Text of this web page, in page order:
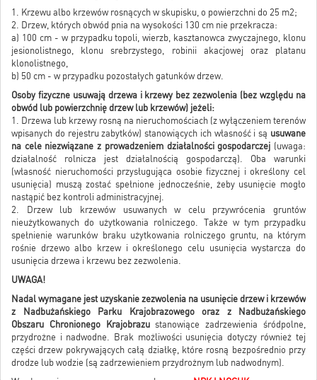
1. Krzewu albo krzewów rosnących w skupisku, o powierzchni do 25 m2;
2. Drzew, których obwód pnia na wysokości 130 cm nie przekracza:
a) 100 cm - w przypadku topoli, wierzb, kasztanowca zwyczajnego, klonu
jesionolistnego, klonu srebrzystego, robinii akacjowej oraz platanu
klonolistnego,
b) 50 cm - w przypadku pozostałych gatunków drzew.
Osoby fizyczne usuwają drzewa i krzewy bez zezwolenia (bez względu na
obwód lub powierzchnię drzew lub krzewów) jeżeli:
1. Drzewa lub krzewy rosną na nieruchomościach (z wyłączeniem terenów
wpisanych do rejestru zabytków) stanowiących ich własność i są usuwane
na cele niezwiązane z prowadzeniem działalności gospodarczej (uwaga:
działalność rolnicza jest działalnością gospodarczą). Oba warunki
(własność nieruchomości przysługująca osobie fizycznej i określony cel
usunięcia) muszą zostać spełnione jednocześnie, żeby usunięcie mogło
nastąpić bez kontroli administracyjnej.
2. Drzew lub krzewów usuwanych w celu przywrócenia gruntów
nieużytkowanych do użytkowania rolniczego. Także w tym przypadku
spełnienie warunków braku użytkowania rolniczego gruntu, na którym
rośnie drzewo albo krzew i określonego celu usunięcia wystarcza do
usunięcia drzewa i krzewu bez zezwolenia.
UWAGA!
Nadal wymagane jest uzyskanie zezwolenia na usunięcie drzew i krzewów
z Nadbużańskiego Parku Krajobrazowego oraz z Nadbużańskiego
Obszaru Chronionego Krajobrazustanowiące zadrzewienia śródpolne,
przydrożne i nadwodne. Brak możliwości usunięcia dotyczy również tej
części drzew pokrywających całą działkę, które rosną bezpośrednio przy
drodze lub wodzie (są zadrzewieniem przydrożnym lub nadwodnym).